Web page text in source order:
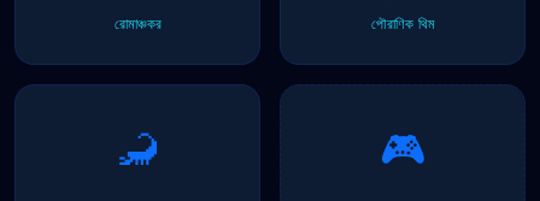
রোমাঞ্চকর পৌরাণিক থিম
🦂 🎮